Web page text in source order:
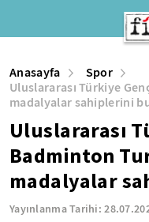
Anasayfa
Spor
Uluslararası Türkiye
madalyalar sahiplerini
Uluslararası
Badminton
madalyalar
Yayınlanma Tarihi: